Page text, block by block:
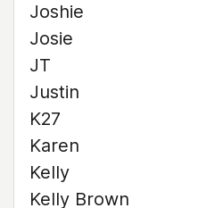
Joshie
Josie
JT
Justin
K27
Karen
Kelly
Kelly Brown